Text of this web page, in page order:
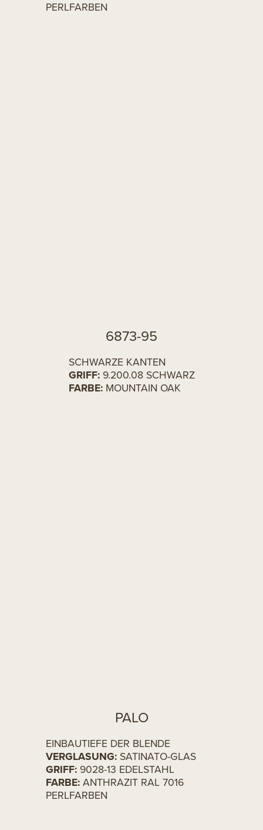
PERLFARBEN
6873-95
SCHWARZE KANTEN
GRIFF:9.200.08 SCHWARZ
FARBE:MOUNTAIN OAK
PALO
EINBAUTIEFE DER BLENDE
VERGLASUNG: SATINATO-GLAS
GRIFF: 9028-13 EDELSTAHL
FARBE: ANTHRAZIT RAL 7016
PERLFARBEN